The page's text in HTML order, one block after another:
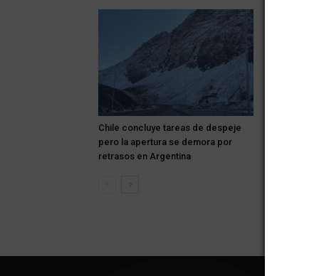
Chile concluye tareas de despeje
pero la apertura se demora por
retrasos en Argentina